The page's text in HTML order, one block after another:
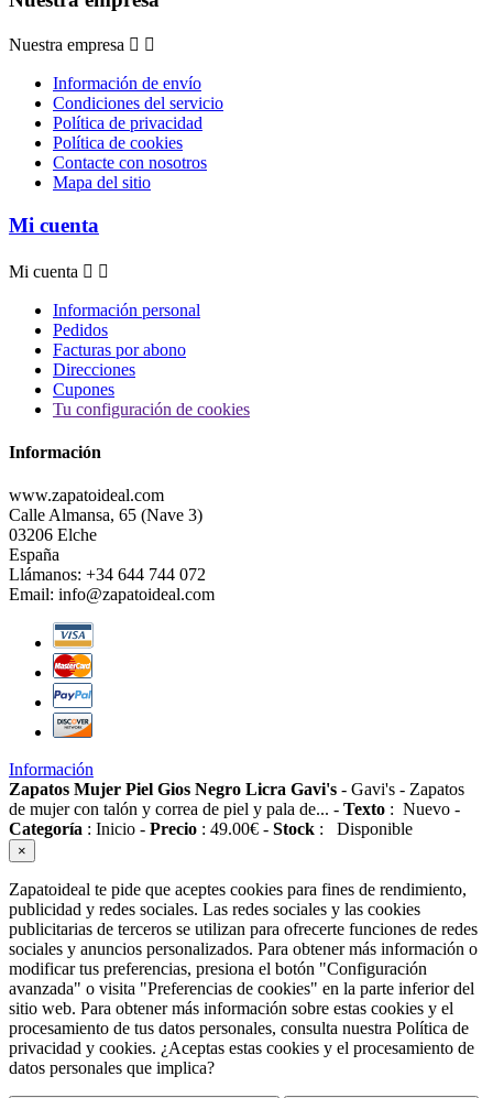
Nuestra empresa  
Información de envío
Condiciones del servicio
Política de privacidad
Política de cookies
Contacte con nosotros
Mapa del sitio
Mi cuenta
Mi cuenta  
Información personal
Pedidos
Facturas por abono
Direcciones
Cupones
Tu configuración de cookies
Información
www.zapatoideal.com
Calle Almansa, 65 (Nave 3)
03206 Elche
España
Llámanos: +34 644 744 072
Email: info@zapatoideal.com
Información
Zapatos Mujer Piel Gios Negro Licra Gavi's - Gavi's - Zapatos
de mujer con talón y correa de piel y pala de... - Texto : Nuevo -
Categoría : Inicio - Precio : 49.00€ - Stock : Disponible
×
Zapatoideal te pide que aceptes cookies para fines de rendimiento,
publicidad y redes sociales. Las redes sociales y las cookies
publicitarias de terceros se utilizan para ofrecerte funciones de redes
sociales y anuncios personalizados. Para obtener más información o
modificar tus preferencias, presiona el botón "Configuración
avanzada" o visita "Preferencias de cookies" en la parte inferior del
sitio web. Para obtener más información sobre estas cookies y el
procesamiento de tus datos personales, consulta nuestra Política de
privacidad y cookies. ¿Aceptas estas cookies y el procesamiento de
datos personales que implica?